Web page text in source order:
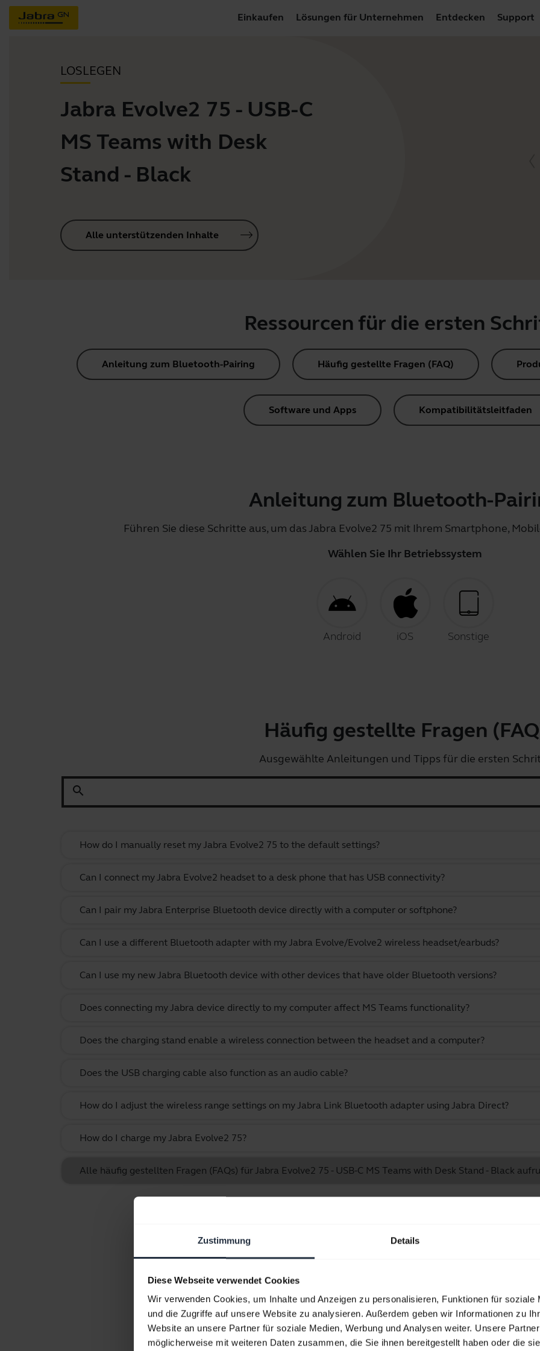
Zustimmung Details
Diese Webseite verwendet Cookies
Wir verwenden Cookies, um Inhalte und Anzeigen zu personalisieren, Funktionen für soziale
und die Zugriffe auf unsere Website zu analysieren. Außerdem geben wir Informationen zu
Website an unsere Partner für soziale Medien, Werbung und Analysen weiter. Unsere
möglicherweise mit weiteren Daten zusammen, die Sie ihnen bereitgestellt haben oder die
Einkaufen Lösungen für Unternehmen Entdecken Support
LOSLEGEN
Jabra Evolve2 75 - USB-C
MS Teams with Desk
Stand - Black
Alle unterstützenden Inhalte
Ressourcen für die ersten
Anleitung zum Bluetooth-Pairing Häufig gestellte Fragen (FAQ)
Software und Apps Kompatibilitätsleitfaden
Anleitung zum Bluetooth-
Führen Sie diese Schritte aus, um das Jabra Evolve2 75 mit Ihrem Smartphone,
Wählen Sie Ihr Betriebssystem
Android iOS Sonstige
Häufig gestellte Fragen
Ausgewählte Anleitungen und Tipps für die ersten
search
How do I manually reset my Jabra Evolve2 75 to the default settings?
Can I connect my Jabra Evolve2 headset to a desk phone that has USB connectivity?
Can I pair my Jabra Enterprise Bluetooth device directly with a computer or softphone?
Can I use a different Bluetooth adapter with my Jabra Evolve/Evolve2 wireless headset/earbuds?
Can I use my new Jabra Bluetooth device with other devices that have older Bluetooth versions?
Does connecting my Jabra device directly to my computer affect MS Teams functionality?
Does the charging stand enable a wireless connection between the headset and a computer?
Does the USB charging cable also function as an audio cable?
How do I adjust the wireless range settings on my Jabra Link Bluetooth adapter using Jabra Direct?
How do I charge my Jabra Evolve2 75?
Alle häufig gestellten Fragen (FAQs) für Jabra Evolve2 75 - USB-C MS Teams with Desk Stand - Black
Produktunterlagen
Benutzerhandbuch